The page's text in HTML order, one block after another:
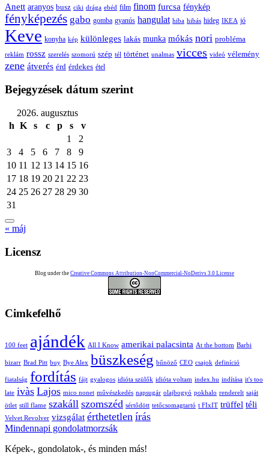
Anett aranyos busz ciki drága ebéd film finom furcsa fénykép
fényképezés gabo gomba gyanús hangulat hiba hibás hideg IKEA jó
Keve konyha kép különleges lakás munka mókás nori probléma
reklám rossz szerelés szomorú szép tél történet unalmas vicces videó vélemény
zene átverés érd érdekes étel
Bejegyzések dátum szerint
2026. augusztus
h K s c p s
v
1
2
3
4 5 6 7 8
9
10 11 12 13 14 15 16
17 18 19 20 21 22 23
24 25 26 27 28 29 30
31
« máj
Licensz
Blog under the Creative Commons Attribution-NonCommercial-NoDerivs 3.0 License
Cimkefelhő
100 feet ajándék All I Know amerikai palacsinta At the bottom Barbi
bizarr Brad Pitt buy Bye Alex büszkeség bűnöző CEO csajok definíció
fiatalság fordítás fájt gyalogos idióta szülők idióta voltam index.hu indítása it's too
late ivàs Lajos mico nonet művészkedés napsugár olajbogyó pokhalo renderelt saját
ötlet still flame szakáll szomszéd sértődött tetőcsomagtartó t FIxIT trüffel téli
Velvet Revolver vizsgálat érthetetlen írás
Mindennapi gondolatmorzsák
Képek-, gondolatok-, és minden más!